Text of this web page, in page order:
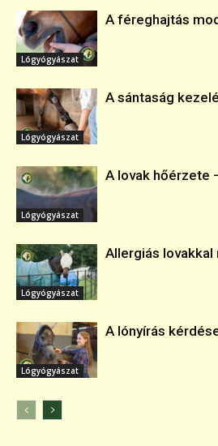
Lógyógyászat
A féreghajtás
Lógyógyászat
A sántaság
Lógyógyászat
A lovak hőérzete
Lógyógyászat
Allergiás lovakkal
Lógyógyászat
A lónyírás